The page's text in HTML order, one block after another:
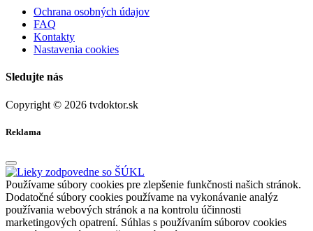
Ochrana osobných údajov
FAQ
Kontakty
Nastavenia cookies
Sledujte nás
Copyright © 2026 tvdoktor.sk
Reklama
Používame súbory cookies pre zlepšenie funkčnosti našich stránok.
Dodatočné súbory cookies používame na vykonávanie analýz
používania webových stránok a na kontrolu účinnosti
marketingových opatrení. Súhlas s používaním súborov cookies